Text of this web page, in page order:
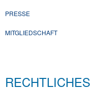
PRESSE
MITGLIEDSCHAFT
RECHTLICHES